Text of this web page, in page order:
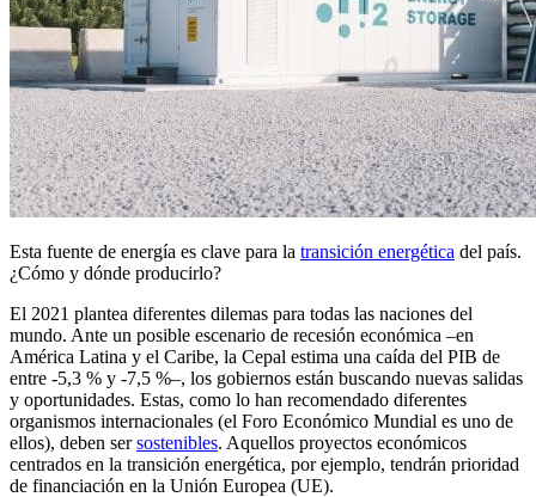
Esta fuente de energía es clave para la transición energética del país.
¿Cómo y dónde producirlo?
El 2021 plantea diferentes dilemas para todas las naciones del
mundo. Ante un posible escenario de recesión económica –en
América Latina y el Caribe, la Cepal estima una caída del PIB de
entre -5,3 % y -7,5 %–, los gobiernos están buscando nuevas salidas
y oportunidades. Estas, como lo han recomendado diferentes
organismos internacionales (el Foro Económico Mundial es uno de
ellos), deben sersostenibles. Aquellos proyectos económicos
centrados en la transición energética, por ejemplo, tendrán prioridad
de financiación en la Unión Europea (UE).